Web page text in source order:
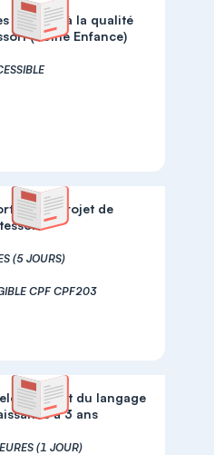
équipes à la qualité
(Petite Enfance)
de projet de
(5 JOURS)
CPF CPF203
du langage
à 3 ans
(1 JOUR)